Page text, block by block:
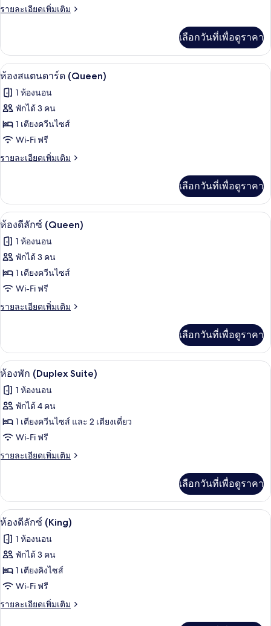
ทวิน,
รวม
รายละเอียดเพิ่มเติม
ราย
เกี่ยว
กับ
ห้อง
น,
ห้องน้ำ
เลือกวันที่เพื่อดูราคา
เปิด
ภาพถ่าย
ทั้งหมด
ของ
ห้อง
สแตนดาร์ด
5
ห้องสแตนดาร์ด (Queen)
1 ห้องนอน
พักได้ 3 คน
1 เตียงควีนไซส์
Wi-Fi ฟรี
รายละเอียดเพิ่มเติม
ราย
เกี่ยว
กับ
ห้อง
(Queen)
เลือกวันที่เพื่อดูราคา
เปิด
ภาพถ่าย
ทั้งหมด
ของ
ห้อง
ดี
ซ์
(Queen)
8
ห้องดีลักซ์ (Queen)
1 ห้องนอน
พักได้ 3 คน
1 เตียงควีนไซส์
Wi-Fi ฟรี
รายละเอียดเพิ่มเติม
ราย
เกี่ยว
กับ
ห้อง
ลัก
ซ์
(Queen)
เลือกวันที่เพื่อดูราคา
เปิด
ภาพถ่าย
ทั้งหมด
ของ
ห้อง
พัก
4
ห้องพัก (Duplex Suite)
1 ห้องนอน
พักได้ 4 คน
1 เตียงควีนไซส์ และ 2 เตียงเดี่ยว
Wi-Fi ฟรี
รายละเอียดเพิ่มเติม
ราย
เกี่ยว
กับ
ห้อง
(Duplex
Suite)
เลือกวันที่เพื่อดูราคา
เปิด
ภาพถ่าย
ทั้งหมด
ของ
ห้อง
ดี
8
ห้องดีลักซ์ (King)
1 ห้องนอน
พักได้ 3 คน
1 เตียงคิงไซส์
Wi-Fi ฟรี
รายละเอียดเพิ่มเติม
ราย